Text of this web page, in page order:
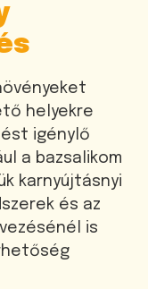
helyekre
igénylő
a bazsalikom
karnyújtásnyi
és az
is